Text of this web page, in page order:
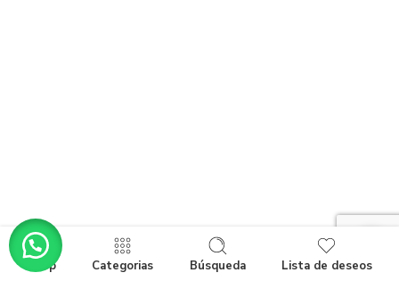
Shop Categorias Búsqueda Lista de deseos